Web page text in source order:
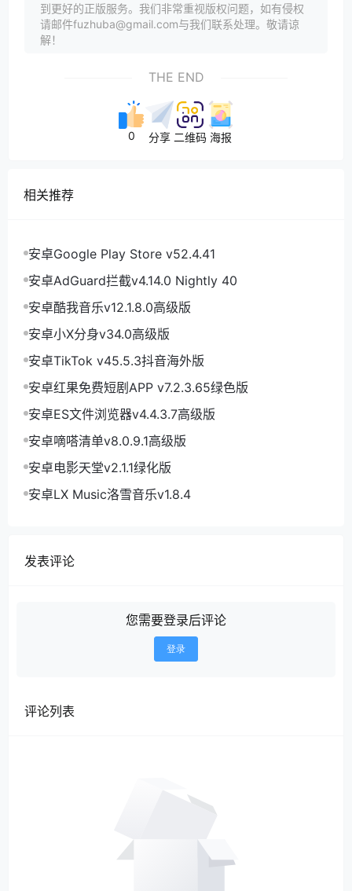
到更好的正版服务。我们非常重视版权问题，如有侵权
请邮件fuzhuba@gmail.com与我们联系处理。敬请谅
解！
THE END
0 分享 二维码 海报
相关推荐
安卓Google Play Store v52.4.41
安卓AdGuard拦截v4.14.0 Nightly 40
安卓酷我音乐v12.1.8.0高级版
安卓小X分身v34.0高级版
安卓TikTok v45.5.3抖音海外版
安卓红果免费短剧APP v7.2.3.65绿色版
安卓ES文件浏览器v4.4.3.7高级版
安卓嘀嗒清单v8.0.9.1高级版
安卓电影天堂v2.1.1绿化版
安卓LX Music洛雪音乐v1.8.4
发表评论
您需要登录后评论
登录
评论列表